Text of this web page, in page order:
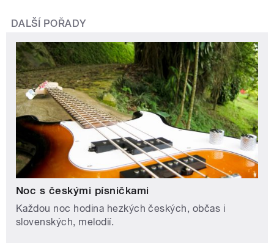
DALŠÍ POŘADY
Noc s českými písničkami
Každou noc hodina hezkých českých, občas i
slovenských, melodií.